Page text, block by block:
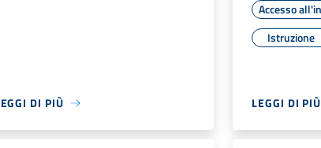
DI PIÙ
Accesso
Istruzione
LEGGI DI PIÙ